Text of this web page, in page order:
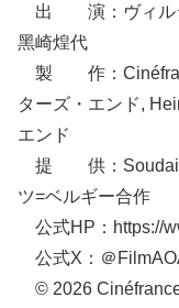
出 演：ヴィルジ
⿊崎煌代
製 作：
ターズ・エンド,
エンド
提 供：Soudain
ツ=ベルギー合作
公式HP：https://
公式X：＠
© 2026